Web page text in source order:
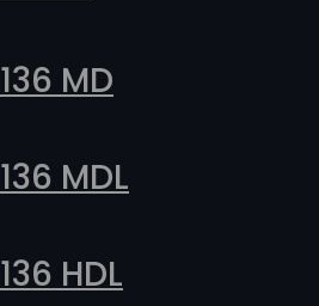
136 MD
136 MDL
136 HDL